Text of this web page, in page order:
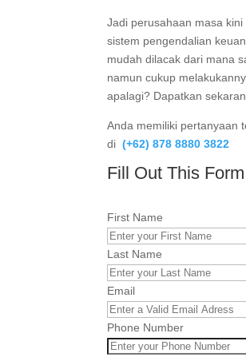
Jadi perusahaan masa
sistem pengendalian
mudah dilacak dari mana
namun cukup
apalagi? Dapatkan
Anda memiliki pertanyaan
di(+62) 878 8880 3822
Fill Out This
First Name
Last Name
Email
Phone Number